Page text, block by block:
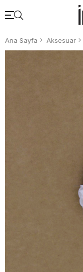
Ana Sayfa Aksesuar